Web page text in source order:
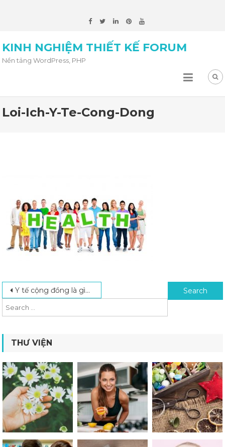
KINH NGHIỆM THIẾT KẾ FORUM
Nền tảng WordPress, PHP
Loi-Ich-Y-Te-Cong-Dong
Post navigation
Y tế cộng đồng là gì? Và những điều tốt đẹp từ y tế công cộng Search for:
THƯ VIỆN